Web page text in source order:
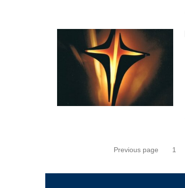
Previous page 1